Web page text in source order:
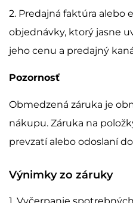
2. Predajná faktúra alebo
objednávky, ktorý jasne
jeho cenu a predajný
Pozornosť
Obmedzená záruka je
nákupu. Záruka na
prevzatí alebo odoslaní
Výnimky zo záruky
1. Vyčerpanie